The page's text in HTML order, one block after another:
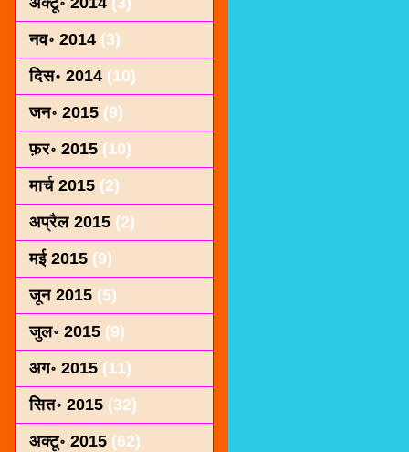
नव॰ 2014 (3)
दिस॰ 2014 (10)
जन॰ 2015 (9)
फ़र॰ 2015 (10)
मार्च 2015 (2)
अप्रैल 2015 (2)
मई 2015 (9)
जून 2015 (5)
जुल॰ 2015 (9)
अग॰ 2015 (11)
सित॰ 2015 (32)
अक्टू॰ 2015 (62)